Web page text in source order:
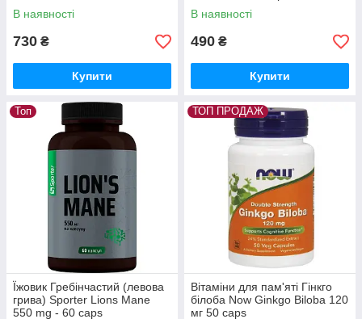
В наявності
730 ₴
Купити
В наявності
490 ₴
Купити
Топ
Їжовик Гребінчастий (левова
грива) Sporter Lions Mane
550 mg - 60 caps
ТОП ПРОДАЖ
Вітаміни для пам'яті Гінкго
білоба Now Ginkgo Biloba 120
мг 50 caps